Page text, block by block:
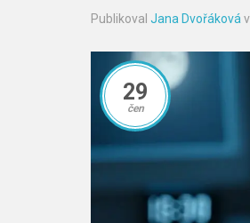
Publikoval Jana Dvořáková v
29
čen